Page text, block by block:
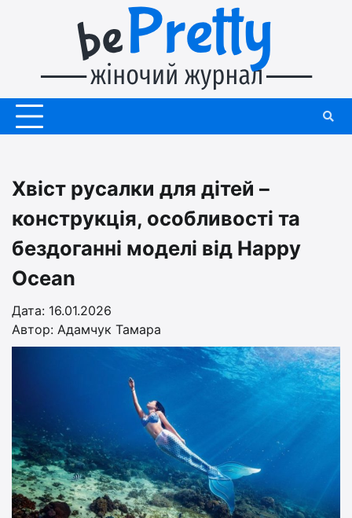
Хвіст русалки для дітей –
конструкція, особливості та
бездоганні моделі від Happy
Ocean
Дата: 16.01.2026
Автор: Адамчук Тамара